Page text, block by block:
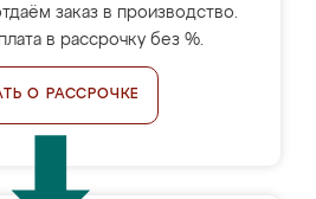
заказ в производство.
в рассрочку без %.
О РАССРОЧКЕ